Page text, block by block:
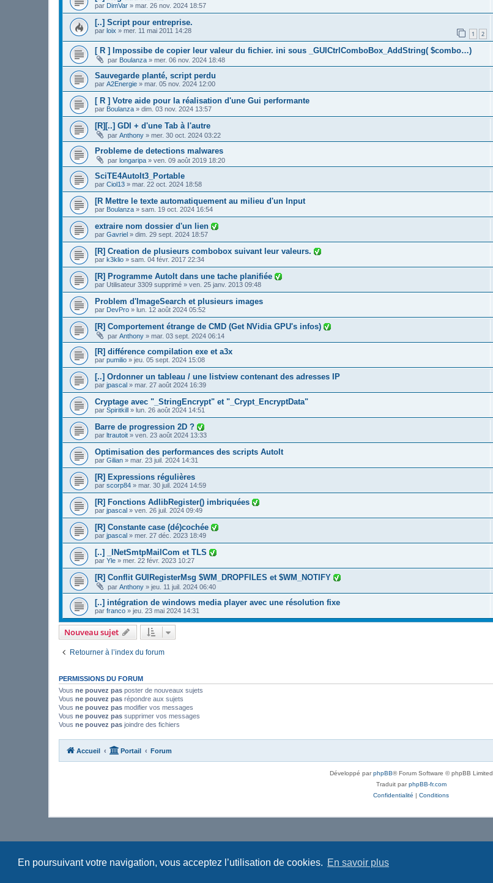
En poursuivant votre navigation, vous acceptez l’utilisation de cookies. En savoir plus
par DimVar » mar. 26 nov. 2024 18:57
[..] Script pour entreprise.
par loix » mer. 11 mai 2011 14:28 1 2
[ R ] Impossibe de copier leur valeur du fichier. ini sous _GUICtrlComboBox_AddString( $combo…)
par Boulanza » mer. 06 nov. 2024 18:48
Sauvegarde planté, script perdu
par A2Energie » mar. 05 nov. 2024 12:00
[ R ] Votre aide pour la réalisation d'une Gui performante
par Boulanza » dim. 03 nov. 2024 13:57
[R][..] GDI + d'une Tab à l'autre
par Anthony » mer. 30 oct. 2024 03:22
Probleme de detections malwares
par longaripa » ven. 09 août 2019 18:20
SciTE4AutoIt3_Portable
par Ciol13 » mar. 22 oct. 2024 18:58
[R Mettre le texte automatiquement au milieu d'un Input
par Boulanza » sam. 19 oct. 2024 16:54
extraire nom dossier d'un lien
par Gavriel » dim. 29 sept. 2024 18:57
[R] Creation de plusieurs combobox suivant leur valeurs.
par k3klio » sam. 04 févr. 2017 22:34
[R] Programme AutoIt dans une tache planifiée
par Utilisateur 3309 supprimé » ven. 25 janv. 2013 09:48
Problem d'ImageSearch et plusieurs images
par DevPro » lun. 12 août 2024 05:52
[R] Comportement étrange de CMD (Get NVidia GPU's infos)
par Anthony » mar. 03 sept. 2024 06:14
[R] différence compilation exe et a3x
par pumilio » jeu. 05 sept. 2024 15:08
[..] Ordonner un tableau / une listview contenant des adresses IP
par jpascal » mar. 27 août 2024 16:39
Cryptage avec "_StringEncrypt" et "_Crypt_EncryptData"
par Spiritkill » lun. 26 août 2024 14:51
Barre de progression 2D ?
par ltrautoit » ven. 23 août 2024 13:33
Optimisation des performances des scripts AutoIt
par Gilian » mar. 23 juil. 2024 14:31
[R] Expressions régulières
par scorp84 » mar. 30 juil. 2024 14:59
[R] Fonctions AdlibRegister() imbriquées
par jpascal » ven. 26 juil. 2024 09:49
[R] Constante case (dé)cochée
par jpascal » mer. 27 déc. 2023 18:49
[..] _INetSmtpMailCom et TLS
par Yle » mer. 22 févr. 2023 10:27
[R] Conflit GUIRegisterMsg $WM_DROPFILES et $WM_NOTIFY
par Anthony » jeu. 11 juil. 2024 06:40
[..] intégration de windows media player avec une résolution fixe
par franco » jeu. 23 mai 2024 14:31
Nouveau sujet
Retourner à l’index du forum
PERMISSIONS DU FORUM
Vous ne pouvez pas poster de nouveaux sujets
Vous ne pouvez pas répondre aux sujets
Vous ne pouvez pas modifier vos messages
Vous ne pouvez pas supprimer vos messages
Vous ne pouvez pas joindre des fichiers
Accueil Portail Forum
Développé parphpBB® Forum Software © phpBB Limited
Traduit parphpBB-fr.com
Confidentialité | Conditions